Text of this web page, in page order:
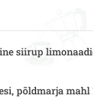
siirup
põldmarja mahl